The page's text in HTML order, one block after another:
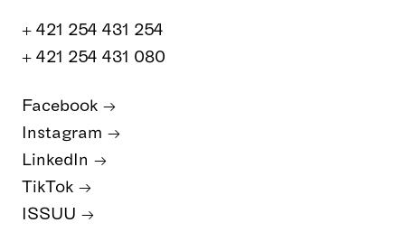
+ 421 254 431 254
+ 421 254 431 080
Facebook
Instagram
LinkedIn
TikTok
ISSUU